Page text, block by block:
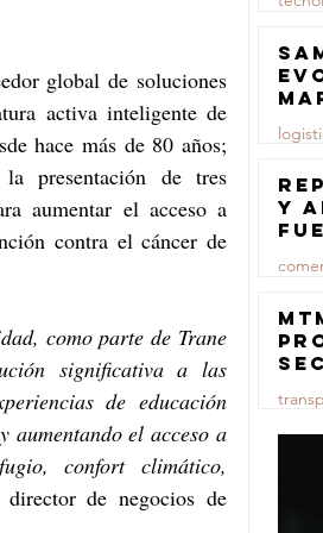
global de soluciones
activa inteligente de
hace más de 80 años;
presentación de tres
aumentar el acceso a
contra el cáncer de
como parte de Trane
significativa a las
de educación
aumentando el acceso a
confort climático,
de negocios de
23 jul
23 jul
y
23 jul